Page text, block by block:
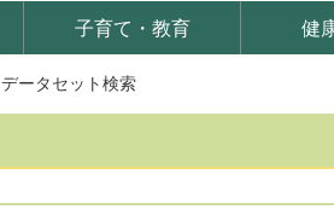
子育て・教育 健
データセット検索